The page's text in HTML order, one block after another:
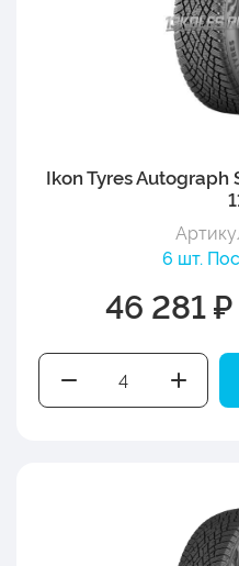
Ikon Tyres Autograph
6 шт.
46 281 ₽